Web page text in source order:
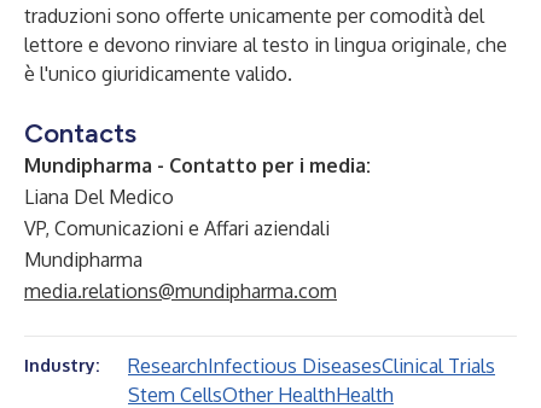
traduzioni sono offerte unicamente per comodità del
lettore e devono rinviare al testo in lingua originale, che
è l'unico giuridicamente valido.
Contacts
Mundipharma - Contatto per i media:
Liana Del Medico
VP, Comunicazioni e Affari aziendali
Mundipharma
media.relations@mundipharma.com
Industry: ResearchInfectious DiseasesClinical Trials
Stem CellsOther HealthHealth